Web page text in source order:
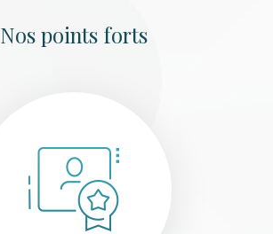
Nos points forts